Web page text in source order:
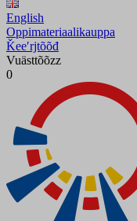
English
Oppimateriaalikauppa
Ǩeeʹrjtõõđ
Vuästtõõzz
0